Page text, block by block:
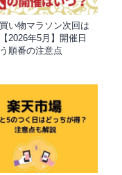
い物マラソン次回は
2026年5月】開催日
順番の注意点